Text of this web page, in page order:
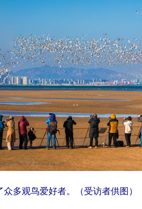
多观鸟爱好者。（受访者供图）